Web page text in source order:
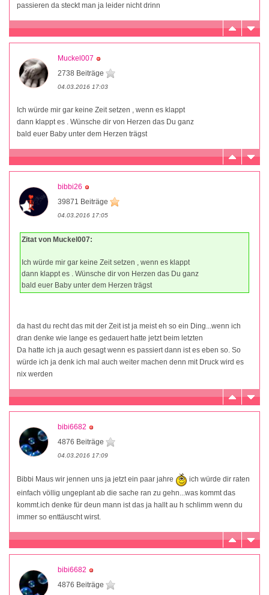
passieren da steckt man ja leider nicht drinn
Muckel007
2738 Beiträge
04.03.2016 17:03
Ich würde mir gar keine Zeit setzen , wenn es klappt
dann klappt es . Wünsche dir von Herzen das Du ganz
bald euer Baby unter dem Herzen trägst
bibbi26
39871 Beiträge
04.03.2016 17:05
Zitat von Muckel007:
Ich würde mir gar keine Zeit setzen , wenn es klappt
dann klappt es . Wünsche dir von Herzen das Du ganz
bald euer Baby unter dem Herzen trägst
da hast du recht das mit der Zeit ist ja meist eh so ein Ding...wenn ich
dran denke wie lange es gedauert hatte jetzt beim letzten
Da hatte ich ja auch gesagt wenn es passiert dann ist es eben so. So
würde ich ja denk ich mal auch weiter machen denn mit Druck wird es
nix werden
bibi6682
4876 Beiträge
04.03.2016 17:09
Bibbi Maus wir jennen uns ja jetzt ein paar jahre
ich würde dir raten
einfach völlig ungeplant ab die sache ran zu gehn...was kommt das
kommt.ich denke für deun mann ist das ja hallt au h schlimm wenn du
immer so enttäuscht wirst.
bibi6682
4876 Beiträge